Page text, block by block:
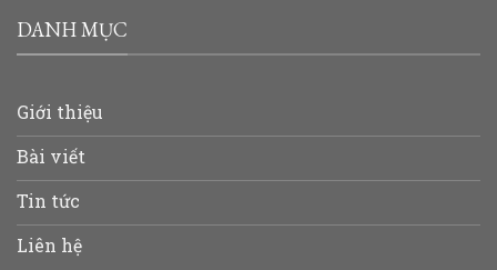
DANH MỤC
Giới thiệu
Bài viết
Tin tức
Liên hệ